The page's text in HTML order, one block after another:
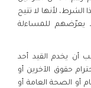
لأنها لا تتيح
يعرّضهم للمساءلة
أن يخدم القيد أحد
في المادة 19(3)، وهي احترام حقوق الآخرين أو
أو الصحة العامة أو